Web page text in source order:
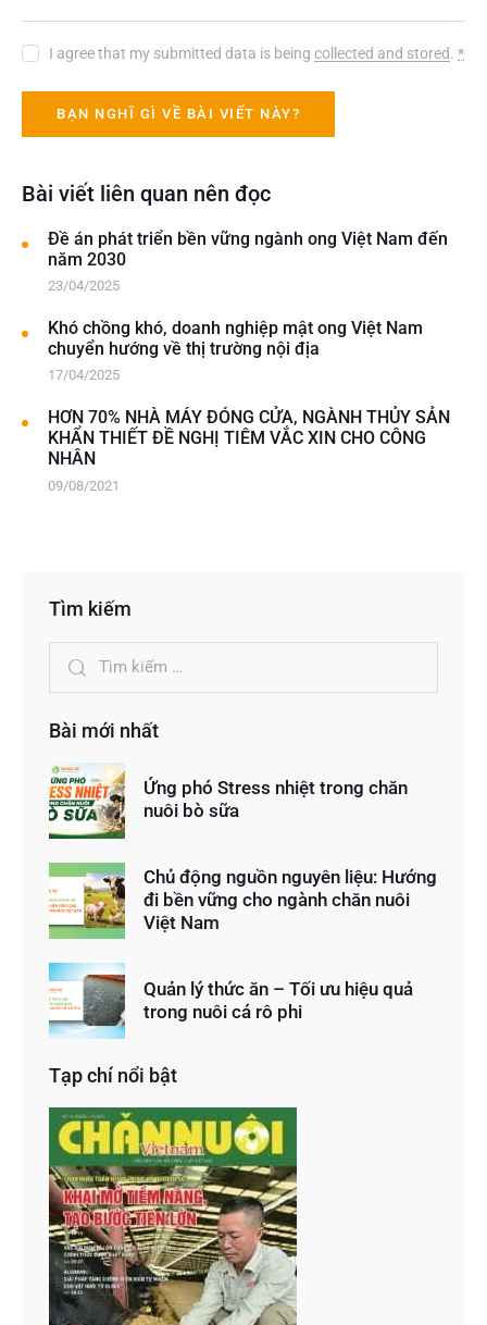
I agree that my submitted data is beingcollected and stored.*
Bài viết liên quan nên đọc
Đề án phát triển bền vững ngành ong Việt Nam đến
năm 2030
23/04/2025
Khó chồng khó, doanh nghiệp mật ong Việt Nam
chuyển hướng về thị trường nội địa
17/04/2025
HƠN 70% NHÀ MÁY ĐÓNG CỬA, NGÀNH THỦY SẢN
KHẨN THIẾT ĐỀ NGHỊ TIÊM VẮC XIN CHO CÔNG
NHÂN
09/08/2021
Tìm kiếm
Bài mới nhất
Ứng phó Stress nhiệt trong chăn
nuôi bò sữa
Chủ động nguồn nguyên liệu: Hướng
đi bền vững cho ngành chăn nuôi
Việt Nam
Quản lý thức ăn – Tối ưu hiệu quả
trong nuôi cá rô phi
Tạp chí nổi bật